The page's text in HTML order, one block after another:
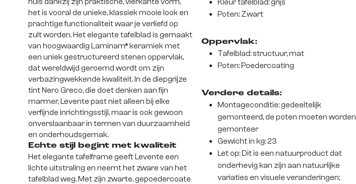
het is vooral de unieke, klassiek mooie look en
prachtige functionaliteit waar je verliefd op
zult worden. Het elegante tafelblad is gemaakt
van hoogwaardig Laminam® keramiek met
een uniek gestructureerd stenen oppervlak,
dat wereldwijd geroemd wordt om zijn
verbazingwekkende kwaliteit. In de diepgrijze
tint Nero Greco, die doet denken aan fijn
marmer, Levente past niet alleen bij elke
verfijnde inrichtingsstijl, maar is ook gewoon
onverslaanbaar in termen van duurzaamheid
en onderhoudsgemak.
Echte stijl begint met kwaliteit
Het elegante tafelframe geeft Levente een
lichte uitstraling en neemt het zware van het
tafelblad weg. Met zijn zwarte, gepoedercoate
Poten: Zwart
Oppervlak:
Tafelblad: structuur, mat
Poten: Poedercoating
Verdere details:
Montageconditie: gedeeltelijk
gemonteerd, de poten moeten worden
gemonteer
Gewicht in kg: 23
Let op: Dit is een natuurproduct dat
onderhevig kan zijn aan natuurlijke
variaties en visuele veranderingen;